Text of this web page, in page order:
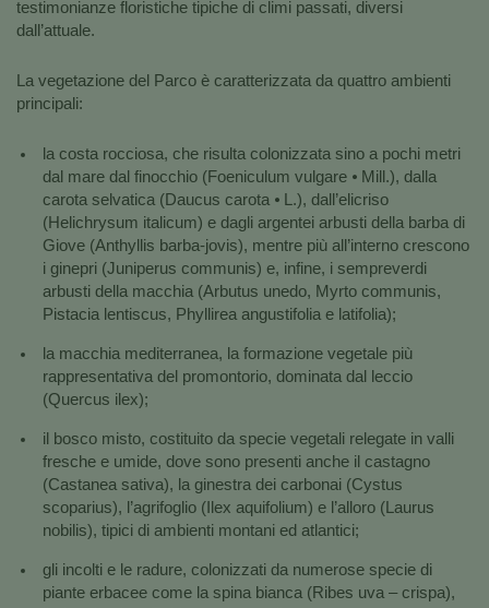
testimonianze floristiche tipiche di climi passati, diversi
dall’attuale.
La vegetazione del Parco è caratterizzata da quattro ambienti
principali:
la costa rocciosa, che risulta colonizzata sino a pochi metri
dal mare dal finocchio (Foeniculum vulgare ⦁ Mill.), dalla
carota selvatica (Daucus carota ⦁ L.), dall’elicriso
(Helichrysum italicum) e dagli argentei arbusti della barba di
Giove (Anthyllis barba-jovis), mentre più all’interno crescono
i ginepri (Juniperus communis) e, infine, i sempreverdi
arbusti della macchia (Arbutus unedo, Myrto communis,
Pistacia lentiscus, Phyllirea angustifolia e latifolia);
la macchia mediterranea, la formazione vegetale più
rappresentativa del promontorio, dominata dal leccio
(Quercus ilex);
il bosco misto, costituito da specie vegetali relegate in valli
fresche e umide, dove sono presenti anche il castagno
(Castanea sativa), la ginestra dei carbonai (Cystus
scoparius), l’agrifoglio (Ilex aquifolium) e l’alloro (Laurus
nobilis), tipici di ambienti montani ed atlantici;
gli incolti e le radure, colonizzati da numerose specie di
piante erbacee come la spina bianca (Ribes uva – crispa),